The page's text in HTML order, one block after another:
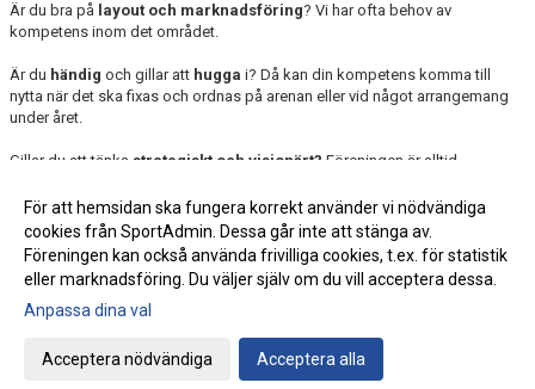
Är du bra på layout och marknadsföring? Vi har ofta behov av
kompetens inom det området.
Är du händig och gillar att hugga i? Då kan din kompetens komma till
nytta när det ska fixas och ordnas på arenan eller vid något arrangemang
under året.
Gillar du att tänka strategiskt och visionärt? Föreningen är alltid
Hör av dig till ossså hittar vi vad just du kan vara behjälplig med.
Gå till Webbversion
För att hemsidan ska fungera korrekt använder vi nödvändiga
cookies från SportAdmin. Dessa går inte att stänga av.
Föreningen kan också använda frivilliga cookies, t.ex. för statistik
eller marknadsföring. Du väljer själv om du vill acceptera dessa.
Anpassa dina val
Acceptera nödvändiga Acceptera alla